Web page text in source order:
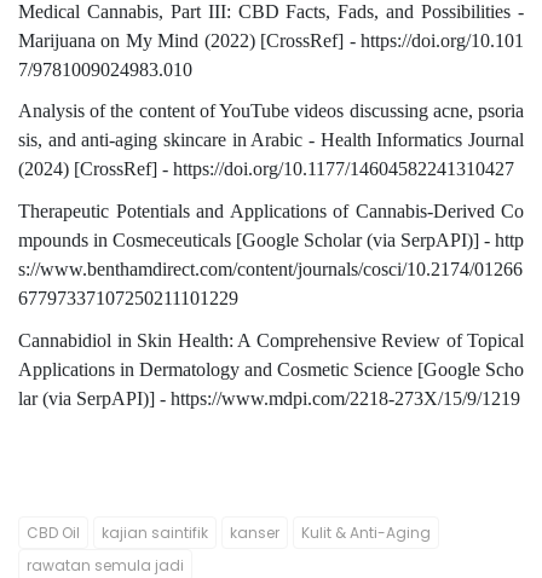
Medical Cannabis, Part III: CBD Facts, Fads, and Possibilities -
Marijuana on My Mind (2022) [CrossRef] - https://doi.org/10.101
7/9781009024983.010
Analysis of the content of YouTube videos discussing acne, psoria
sis, and anti-aging skincare in Arabic - Health Informatics Journal
(2024) [CrossRef] - https://doi.org/10.1177/14604582241310427
Therapeutic Potentials and Applications of Cannabis-Derived Co
mpounds in Cosmeceuticals [Google Scholar (via SerpAPI)] - http
s://www.benthamdirect.com/content/journals/cosci/10.2174/01266
67797337107250211101229
Cannabidiol in Skin Health: A Comprehensive Review of Topical
Applications in Dermatology and Cosmetic Science [Google Scho
lar (via SerpAPI)] - https://www.mdpi.com/2218-273X/15/9/1219
CBD Oil kajian saintifik kanser
Kulit & Anti-Aging
rawatan semula jadi